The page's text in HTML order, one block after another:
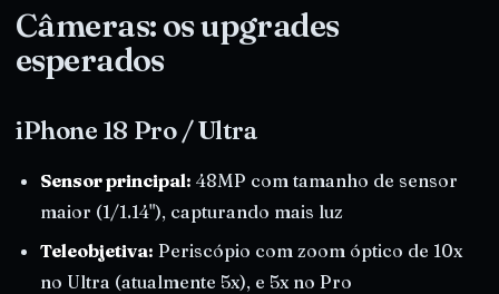
Câmeras: os upgrades
esperados
iPhone 18 Pro / Ultra
Sensor principal: 48MP com tamanho de sensor
maior (1/1.14"), capturando mais luz
Teleobjetiva: Periscópio com zoom óptico de 10x
no Ultra (atualmente 5x), e 5x no Pro